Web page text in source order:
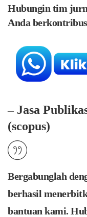
Hubungin tim
Anda
– Jasa
(scopus)
Bergabunglah
berhasil
bantuan kami.